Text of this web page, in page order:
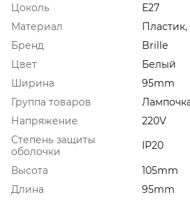
Цоколь
E27
Материал
Бренд
Brille
Цвет
Белый
Ширина
95mm
Группа товаров
Напряжение
220V
Степень защиты
оболочки
IP20
Высота
105mm
Длина
95mm